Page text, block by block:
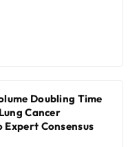
Doubling Time
Cancer
Consensus